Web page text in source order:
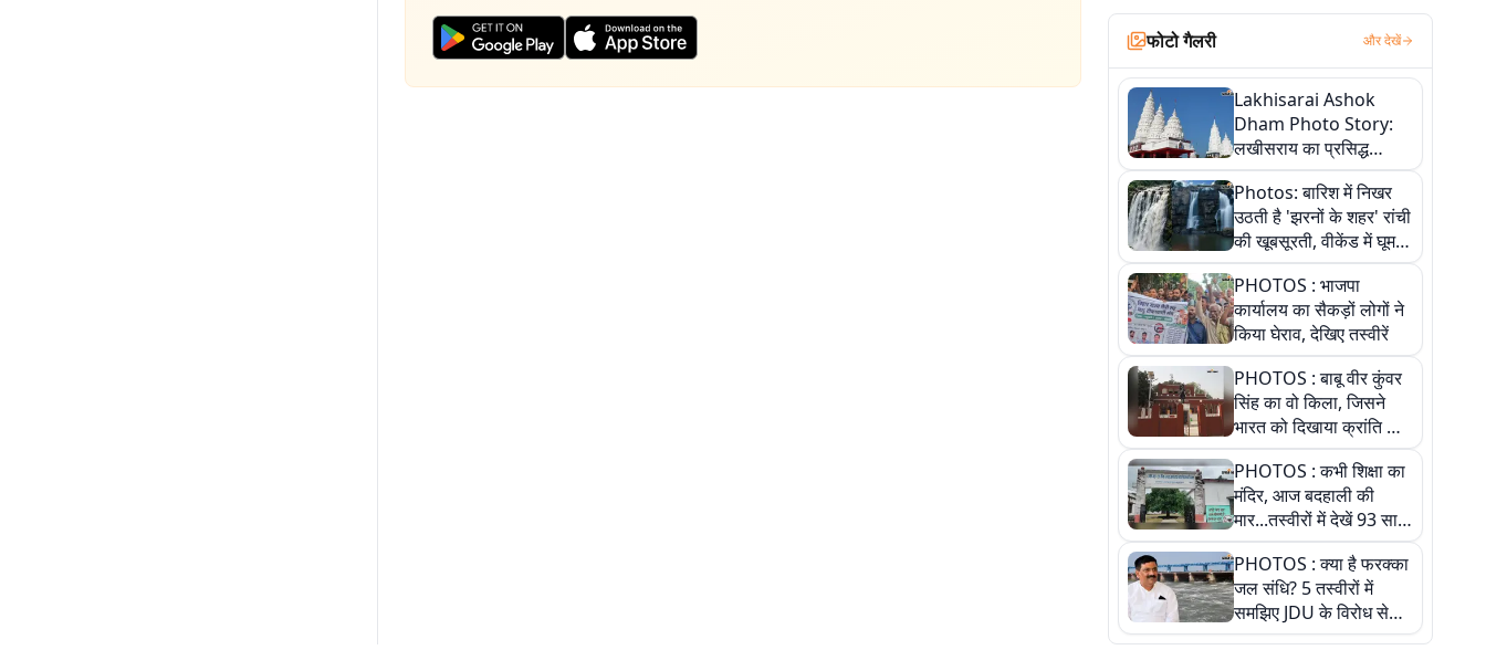
फोटो गैलरी और देखें
Lakhisarai Ashok
Dham Photo Story:
लखीसराय का प्रसिद्ध
अशोक धाम—आस्था,
श्रृंगार, अनुष्ठान और
अलौकिक संध्या आरती के
विहंगम दृश्य
Photos: बारिश में निखर
उठती है 'झरनों के शहर' रांची
की खूबसूरती, वीकेंड में घूम
आएं ये 5 वादियां
PHOTOS : भाजपा
कार्यालय का सैकड़ों लोगों ने
किया घेराव, देखिए तस्वीरें
PHOTOS : बाबू वीर कुंवर
सिंह का वो किला, जिसने
भारत को दिखाया क्रांति का
रास्ता: तस्वीरों में देखिए
PHOTOS : कभी शिक्षा का
मंदिर, आज बदहाली की
मार...तस्वीरों में देखें 93 साल
पुराने इस हाई स्कूल की
हकीकत
PHOTOS : क्या है फरक्का
जल संधि? 5 तस्वीरों में
समझिए JDU के विरोध से
लेकर बिहार पर असर तक